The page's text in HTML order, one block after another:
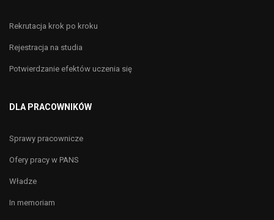
Rekrutacja krok po kroku
Rejestracja na studia
Potwierdzanie efektów uczenia się
DLA PRACOWNIKÓW
Sprawy pracownicze
Ofery pracy w PANS
Władze
In memoriam